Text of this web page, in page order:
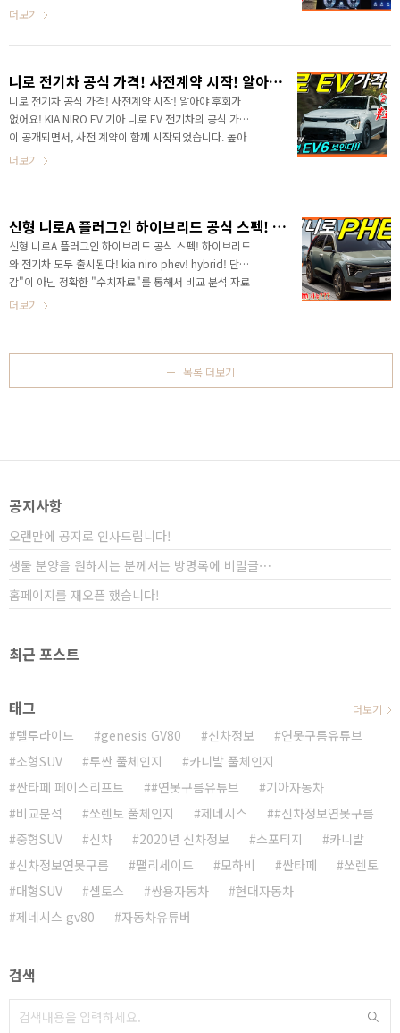
하지만 셀토스의 등장은 대한민국 시장을 포함해서 소
형급..
예정입니다. " 완전히 달라질 코나 내년 출시! " 코나가 작
스플레이가 포착되었습니다. 니로와 스포티지처럼 하나
은 유럽 전략형 차량인 바이욘과 유사할 것 같은데.. ※
출처 : motor.es 신형 코나의 등장으로 현대차는 소형
SUV 시장을 되찾을 수 있을까요? 놀라운 경쟁력을 알려
드려요! # 영상으로 빠르게 만나보세요! #신차관련 연못
구독 🙏 잊지마세요!
더보기
니로 전기차 공식 가격! 사전계약 시작! 알아야 후회가 없어요! KIA NIRO EV
니로 전기차 공식 가격! 사전계약 시작! 알아야 후회가
없어요! KIA NIRO EV 기아 니로 EV 전기차의 공식 가격
이 공개되면서, 사전 계약이 함께 시작되었습니다. 높아
진 가격은 꼼꼼하게 비교해 봐야 하는데 기존 니로 EV와
요. 알아야 후회하지 않아요! # 영상으로 보시면 보다 세
부적인 정보를 얻을 수 있어요! # 연못구름 신차관련 추
천 영상
더보기
​신형 니로A 플러그인 하이브리드 공식 스펙! 하이브리드와 전기차 모두 출시된다! kia niro phev! hybrid!
​신형 니로A 플러그인 하이브리드 공식 스펙! 하이브리드
와 전기차 모두 출시된다! kia niro phev! hybrid! 단순
감"이 아닌 정확한 "수치자료"를 통해서 비교 분석 자료
를 제시하는 연못구름입니다! 올해 초 기아의 야심작인
공개되지 않았습니다. 올해 니로 전기차가 국내 시장에
출시된다고 알려드렸는데.. 이번에 최초로 플러그인 하이
브리드 스펙이 공식 확인되었습니다. 이렇게 된다면 니로
EV 카테고리에는 기존 니로 EV가 노출되어..
더보기
목록 더보기
공지사항
오랜만에 공지로 인사드립니다!
생물 분양을 원하시는 분께서는 방명록에 비밀글⋯
홈페이지를 재오픈 했습니다!
최근 포스트
태그
텔루라이드 genesis GV80 신차정보
연못구름유튜브
소형SUV
투싼 풀체인지
카니발 풀체인지
싼타페 페이스리프트
#연못구름유튜브
기아자동차
비교분석
쏘렌토 풀체인지 제네시스
#신차정보연못구름
중형SUV
신차 2020년 신차정보 스포티지
카니발
신차정보연못구름
팰리세이드 모하비 싼타페
쏘렌토
대형SUV
셀토스 쌍용자동차
현대자동차
제네시스 gv80
자동차유튜버
더보기
검색